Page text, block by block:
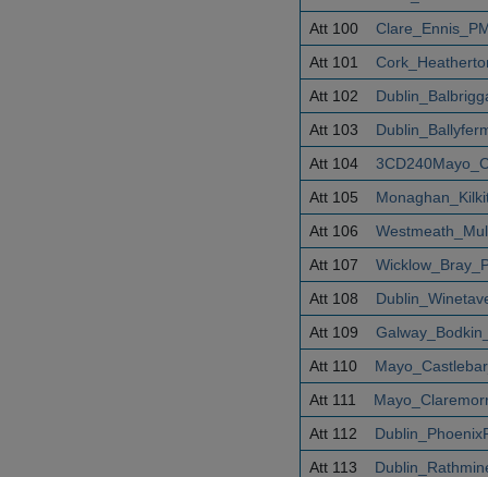
Att 100
Att 101
Att 102
Att 103
Att 104
Att 105
Att 106
Att 107
Att 108
Att 109
Att 110
Att 111
Att 112
Att 113